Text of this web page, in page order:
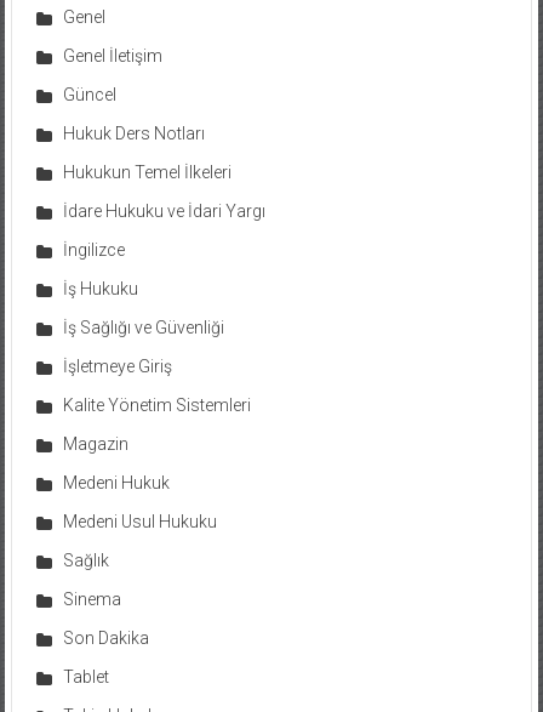
Genel
Genel İletişim
Güncel
Hukuk Ders Notları
Hukukun Temel İlkeleri
İdare Hukuku ve İdari Yargı
İngilizce
İş Hukuku
İş Sağlığı ve Güvenliği
İşletmeye Giriş
Kalite Yönetim Sistemleri
Magazin
Medeni Hukuk
Medeni Usul Hukuku
Sağlık
Sinema
Son Dakika
Tablet